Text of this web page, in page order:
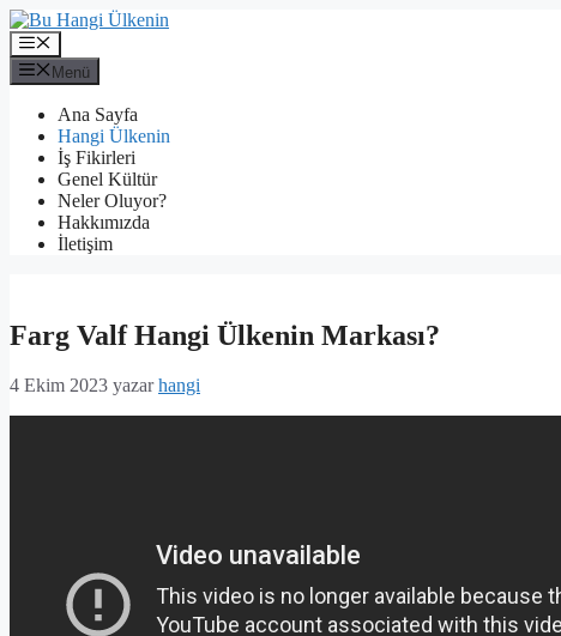
İçeriğe
atla
Menü
Menü
Ana Sayfa
Hangi Ülkenin
İş Fikirleri
Genel Kültür
Neler Oluyor?
Hakkımızda
İletişim
Farg Valf Hangi Ülkenin Markası?
4 Ekim 2023 yazarhangi